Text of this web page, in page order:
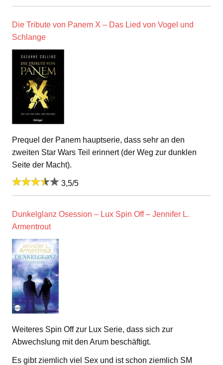
Die Tribute von Panem X – Das Lied von Vogel und
Schlange
Prequel der Panem hauptserie, dass sehr an den
zweiten Star Wars Teil erinnert (der Weg zur dunklen
Seite der Macht).
3,5/5
Dunkelglanz Osession – Lux Spin Off – Jennifer L.
Armentrout
Weiteres Spin Off zur Lux Serie, dass sich zur
Abwechslung mit den Arum beschäftigt.
Es gibt ziemlich viel Sex und ist schon ziemlich SM